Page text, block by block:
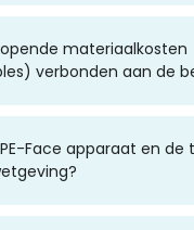
materiaalkosten
verbonden aan de
Face apparaat en de